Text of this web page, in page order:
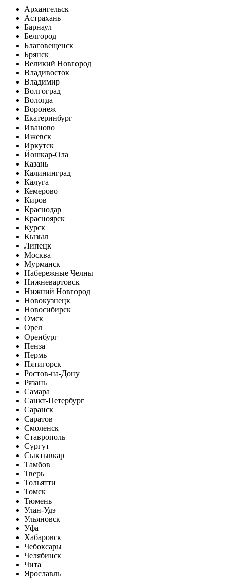
Архангельск
Астрахань
Барнаул
Белгород
Благовещенск
Брянск
Великий Новгород
Владивосток
Владимир
Волгоград
Вологда
Воронеж
Екатеринбург
Иваново
Ижевск
Иркутск
Йошкар-Ола
Казань
Калининград
Калуга
Кемерово
Киров
Краснодар
Красноярск
Курск
Кызыл
Липецк
Москва
Мурманск
Набережные Челны
Нижневартовск
Нижний Новгород
Новокузнецк
Новосибирск
Омск
Орел
Оренбург
Пенза
Пермь
Пятигорск
Ростов-на-Дону
Рязань
Самара
Санкт-Петербург
Саранск
Саратов
Смоленск
Ставрополь
Сургут
Сыктывкар
Тамбов
Тверь
Тольятти
Томск
Тюмень
Улан-Удэ
Ульяновск
Уфа
Хабаровск
Чебоксары
Челябинск
Чита
Ярославль